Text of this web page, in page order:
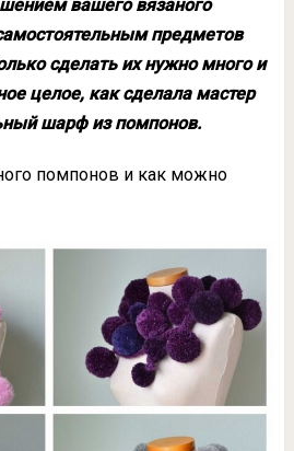
вашего вязаного
предметов
сделать их нужно много и
целое, как сделала мастер
шарф из помпонов.
помпонов и как можно